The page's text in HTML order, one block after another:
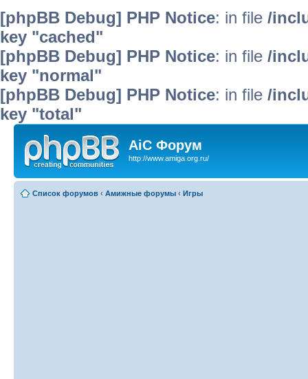
[phpBB Debug] PHP Notice: in file /
key "cached"
[phpBB Debug] PHP Notice: in file /
key "normal"
[phpBB Debug] PHP Notice: in file /
key "total"
AiC Форум
http://www.amiga.org.ru/
Список форумов ‹ Амижные форумы ‹ Игры